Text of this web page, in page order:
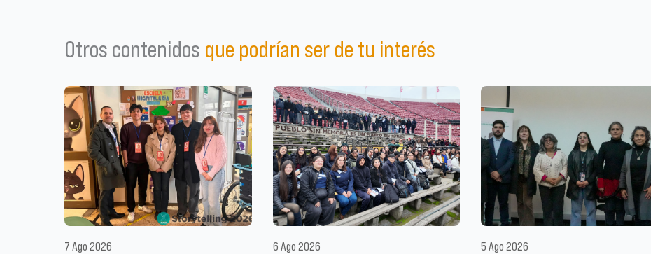
Otros contenidos que podrían ser de tu interés
7 Ago 2026 6 Ago 2026 5 Ago 2026